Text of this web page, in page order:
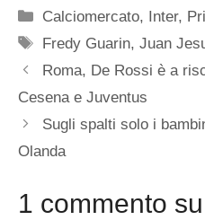
Categorie
Calciomercato, Inter,
Tag
Fredy Guarin,Juan
Roma, De Rossi è a
Cesena e Juventus
Sugli spalti solo i
Olanda
1 commento su